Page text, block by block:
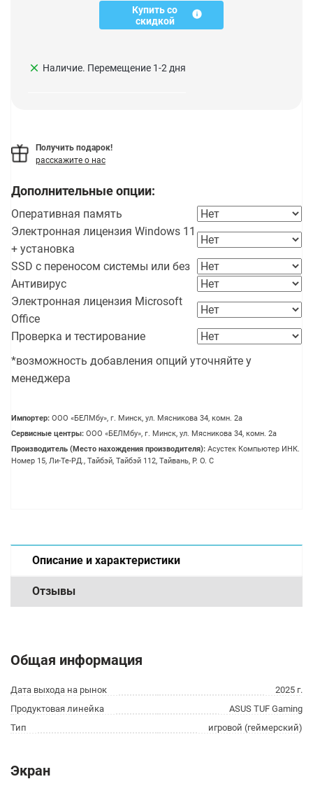
Купить со
скидкой
clear Наличие. Перемещение 1-2 дня
Получить подарок!
расскажите о нас
Дополнительные опции:
Оперативная память
Электронная лицензия Windows 11
+ установка
SSD с переносом системы или без
Антивирус
Электронная лицензия Microsoft
Office
Проверка и тестирование
*возможность добавления опций уточняйте у
менеджера
Импортер: OOO «БЕЛМбу», г. Минск, ул. Мясникова 34, комн. 2а
Сервисные центры: OOO «БЕЛМбу», г. Минск, ул. Мясникова 34, комн. 2а
Производитель (Место нахождения производителя): Асустек Компьютер ИНК.
Номер 15, Ли-Те-РД., Тайбэй, Тайбэй 112, Тайвань, Р. О. С
Описание и характеристики
Отзывы
Общая информация
Дата выхода на рынок
2025 г.
Продуктовая линейка
ASUS TUF Gaming
Тип
игровой (геймерский)
Экран